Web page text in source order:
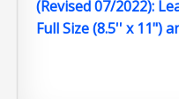
(Revised 07/2022):
Full Size (8.5'' x 11")